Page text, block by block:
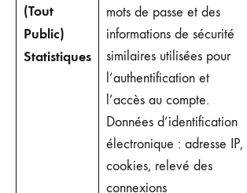
(Tout
Public)
Statistiques
mots de passe et des
informations de sécurité
similaires utilisées pour
l’authentification et
l’accès au compte.
Données d’identification
électronique : adresse IP,
cookies, relevé des
connexions